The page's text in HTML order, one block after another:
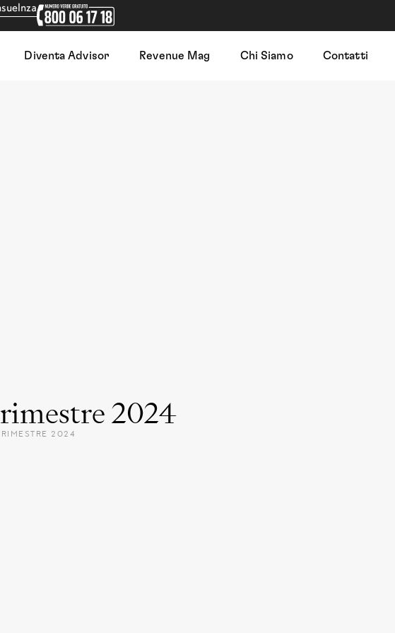
Diventa Advisor Revenue Mag Chi Siamo Contatti
2024
2024